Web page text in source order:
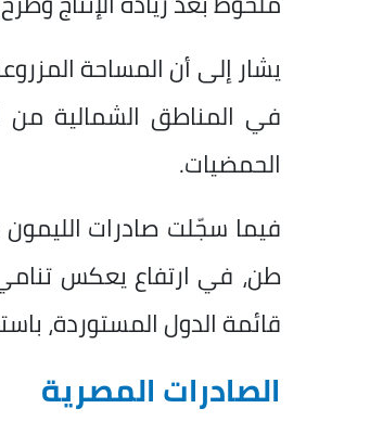
في المناطق الشمالية من
الحمضيات.
طن، في ارتفاع يعكس
قائمة الدول المستوردة،
الصادرات المصرية